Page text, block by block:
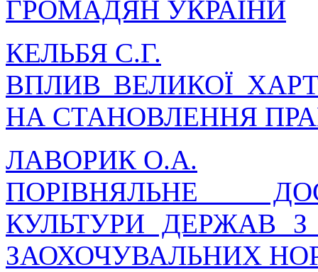
ГРОМАДЯН УКРАЇНИ
КЕЛЬБЯ С.Г.
ВПЛИВ ВЕЛИКОЇ
НА СТАНОВЛЕННЯ
ЛАВОРИК О.А.
ПОРІВНЯЛЬНЕ
КУЛЬТУРИ ДЕРЖАВ
ЗАОХОЧУВАЛЬНИХ